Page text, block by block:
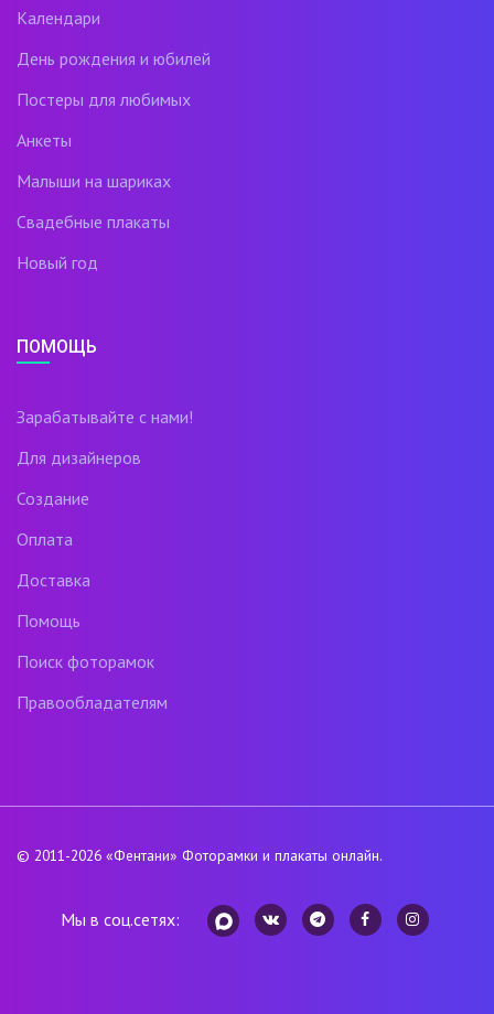
Календари
День рождения и юбилей
Постеры для любимых
Анкеты
Малыши на шариках
Свадебные плакаты
Новый год
ПОМОЩЬ
Зарабатывайте с нами!
Для дизайнеров
Создание
Оплата
Доставка
Помощь
Поиск фоторамок
Правообладателям
© 2011-2026 «Фентани» Фоторамки и плакаты онлайн.
Мы в соц.сетях: